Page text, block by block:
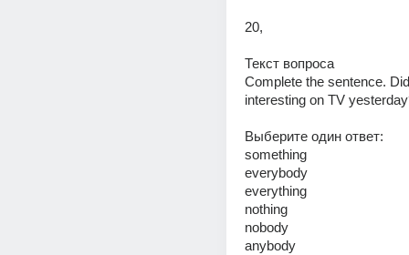
20,
Текст вопроса
Complete the sentence.
interesting on TV
Выберите один ответ:
something
everybody
everything
nothing
nobody
anybody